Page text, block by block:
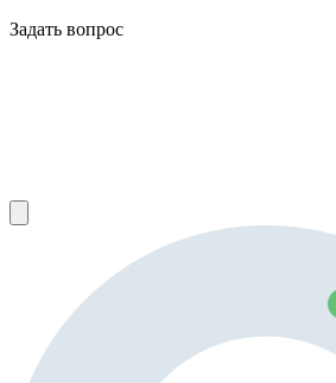
Задать вопрос